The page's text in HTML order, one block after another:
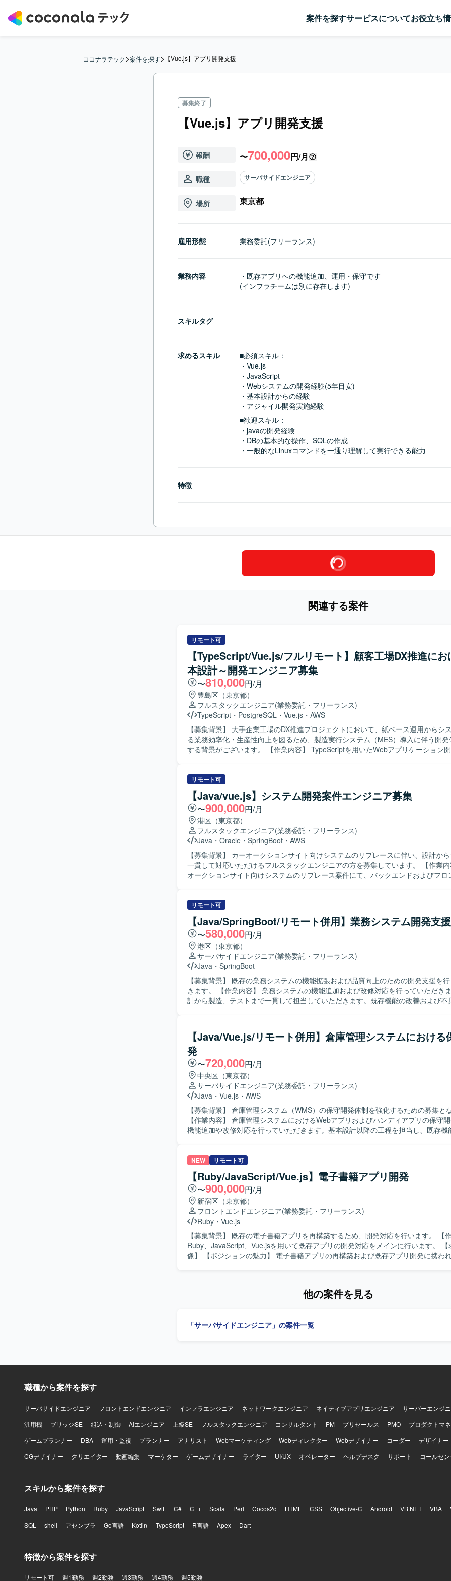
案件を探すサービスについてお役立ち
ココナラテック>案件を探す> 【Vue.js】アプリ開発支援
募集終了
【Vue.js】アプリ開発支援
報酬 〜700,000円/月
職種 サーバサイドエンジニア
場所 東京都
雇用形態 業務委託(フリーランス)
業務内容
・既存アプリへの機能追加、運用・保守です
(インフラチームは別に存在します)
スキルタグ
求めるスキル
■必須スキル：
・Vue.js
・JavaScript
・Webシステムの開発経験(5年目安)
・基本設計からの経験
・アジャイル開発実施経験
■歓迎スキル：
・javaの開発経験
・DBの基本的な操作、SQLの作成
・一般的なLinuxコマンドを一通り理解して実行できる能力
特徴
関連する案件
リモート可
【TypeScript/Vue.js/フルリモート】顧客工場DX推進にお
本設計～開発エンジニア募集
〜810,000円/月
豊島区（東京都）
フルスタックエンジニア(業務委託・フリーランス)
TypeScript ・ PostgreSQL ・ Vue.js ・ AWS
【募集背景】 大手企業工場のDX推進プロジェクトにおいて、紙ベース運用からシ
る業務効率化・生産性向上を図るため、製造実行システム（MES）導入に伴う開
する背景がございます。 【作業内容】 TypeScriptを用いたWebアプリケーション開発をご担当
よびBPメンバーと連携しながら、現場帳票の業務を理解したうえでシステム要件
みや実装を進めていただきます。 【求める人物像】 製造業の業務や現場帳票の役割を理解しな
がら、自ら主体的に課題を整理し提案・実装までつなげられる方を求めております
ンバーや顧客と円滑にコミュニケーションを取りつつ、基本設計以降の工程を着実
だける方が望ましいです。 【ポジションの魅力】 製造業の現場DXを推進する大規模プロジェク
トに参画でき、MES導入や現場帳票のシステム化といった上流から一連の工程に
できます。プロジェクトにはPM/PLやBPメンバーが複数参画しており、フォロー
造業向けシステム開発の知見やスキルを体系的に習得できる環境です。 【開発環境】 フロント
エンドはTypeScript（JavaScript）とVue.js、バックエンドはTypeScript（
Node.jsを用い、データベースにPostgreSQL、インフラにAWSを利用した構成と
す。
リモート可
【Java/vue.js】システム開発案件エンジニア募集
〜900,000円/月
港区（東京都）
フルスタックエンジニア(業務委託・フリーランス)
Java ・ Oracle ・ SpringBoot ・ AWS
【募集背景】 カーオークションサイト向けシステムのリプレースに伴い、設計か
一貫して対応いただけるフルスタックエンジニアの方を募集しています。 【作業内容】 某カー
オークションサイト向けシステムのリプレース案件にて、バックエンドおよびフロ
ョンの魅力】 バックエンド、フロントエンド、インフラ、データベースなど幅広
携わることができ、フルスタックエンジニアとしてスキルを高めていただけます。 【開発環
境】 バックエンド：Java（Springboot）、フロントエンド：TypeScript（vue.js）
AWS、DB：Oracleを用いた開発環境です。
リモート可
【Java/SpringBoot/リモート併用】業務システム開発支援
〜580,000円/月
港区（東京都）
サーバサイドエンジニア(業務委託・フリーランス)
Java ・ SpringBoot
【募集背景】 既存の業務システムの機能拡張および品質向上のための開発支援を
きます。 【作業内容】 業務システムの機能追加および改修対応を行っていただきます。基本設
計から製造、テストまで一貫して担当していただきます。既存機能の改善および不
ける方を求めています。既存システムの仕様を理解しながら改善提案を行っていた
望ましいです。 【ポジションの魅力】 基本設計からテストまで一貫して担当できるため、上流
から下流まで幅広い工程の経験を積むことができます。既存システムの機能追加や
て業務知識と技術力の両面を高めていただけます。 【開発環境】 Java、Spring Boot、SQL、
AWS、Gitなどを用いたWebシステム開発環境になります。
【Java/Vue.js/リモート併用】倉庫管理システムにおける
発
〜720,000円/月
中央区（東京都）
サーバサイドエンジニア(業務委託・フリーランス)
Java ・ Vue.js ・ AWS
【募集背景】 倉庫管理システム（WMS）の保守開発体制を強化するための募集と
【作業内容】 倉庫管理システムにおけるWebアプリおよびハンディアプリの保守
機能追加や改修対応を行っていただきます。基本設計以降の工程を担当し、既存機
り組める方ですと望ましいです。 【ポジションの魅力】 倉庫管理システムという業務基幹に近
い領域に携わることで、業務知識とWebアプリ・モバイル開発スキルの双方を高
ます。長期予定の案件のため、腰を据えて継続的にシステム改善に関わることがで
【開発環境】 Java、Vue.js、React、Android-kotlin、AWS を利用したWebアプリ
ィアプリの開発環境となります。
NEW リモート可
【Ruby/JavaScript/Vue.js】電子書籍アプリ開発
〜900,000円/月
新宿区（東京都）
フロントエンドエンジニア(業務委託・フリーランス)
Ruby ・ Vue.js
【募集背景】 既存の電子書籍アプリを再構築するため、開発対応を行います。 【作業内容】
Ruby、JavaScript、Vue.jsを用いて既存アプリの開発対応をメインに行います。 【求める人物
像】 【ポジションの魅力】 電子書籍アプリの再構築および既存アプリ開発に携われます。 【開
他の案件を見る
「サーバサイドエンジニア」の案件一覧
職種から案件を探す
サーバサイドエンジニア フロントエンドエンジニア インフラエンジニア ネットワークエンジニア ネイティブアプリエンジニア
サーバーエンジ
汎用機
ブリッジSE 組込・制御 AIエンジニア 上級SE フルスタックエンジニア コンサルタント PM プリセールス PMO
プロダクトマ
ゲームプランナー
DBA 運用・監視 プランナー アナリスト Webマーケティング Webディレクター Webデザイナー コーダー
デザイナー
CGデザイナー
クリエイター 動画編集 マーケター ゲームデザイナー ライター UI/UX オペレーター ヘルプデスク サポート コールセ
スキルから案件を探す
Java PHP Python Ruby JavaScript Swift C# C++ Scala Perl Cocos2d HTML CSS Objective-C Android VB.NET VBA
SQL
shell アセンブラ Go言語 Kotlin TypeScript R言語 Apex Dart
特徴から案件を探す
リモート可 週1勤務 週2勤務 週3勤務 週4勤務 週5勤務